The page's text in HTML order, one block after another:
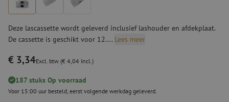
Deze lascassette wordt geleverd inclusief lashouder en afdekplaat.
De cassette is geschikt voor 12.... Lees meer
€ 3,34Excl. btw (€ 4,04 Incl.)
187 stuks Op voorraad
Voor 15:00 uur besteld, eerst volgende werkdag geleverd.